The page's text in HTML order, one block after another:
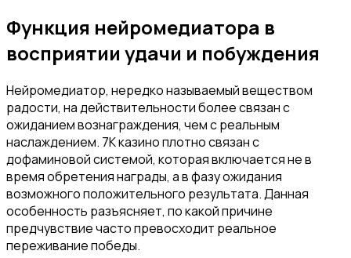
Функция нейромедиатора в
восприятии удачи и побуждения
Нейромедиатор, нередко называемый веществом
радости, на действительности более связан с
ожиданием вознаграждения, чем с реальным
наслаждением. 7К казино плотно связан с
дофаминовой системой, которая включается не в
время обретения награды, а в фазу ожидания
возможного положительного результата. Данная
особенность разъясняет, по какой причине
предчувствие часто превосходит реальное
переживание победы.